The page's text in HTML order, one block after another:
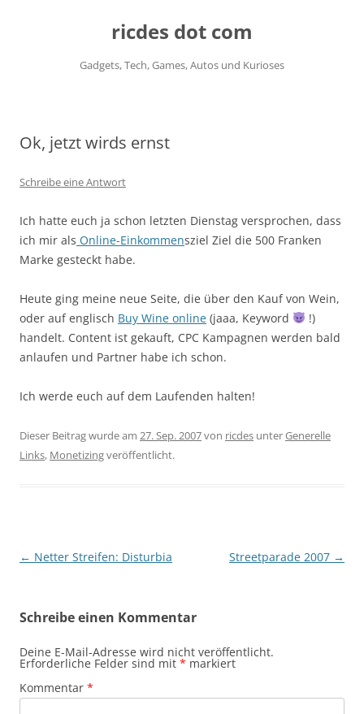
ricdes dot com
Gadgets, Tech, Games, Autos und Kurioses
Ok, jetzt wirds ernst
Schreibe eine Antwort
Ich hatte euch ja schon letzten Dienstag versprochen, dass
ich mir als Online-Einkommensziel Ziel die 500 Franken
Marke gesteckt habe.
Heute ging meine neue Seite, die über den Kauf von Wein,
oder auf englisch Buy Wine online (jaaa, Keyword
!)
handelt. Content ist gekauft, CPC Kampagnen werden bald
anlaufen und Partner habe ich schon.
Ich werde euch auf dem Laufenden halten!
Dieser Beitrag wurde am 27. Sep. 2007von ricdes unterGenerelle
Links, Monetizingveröffentlicht.
Beitragsnavigation
← Netter Streifen: Disturbia Streetparade 2007 →
Schreibe einen Kommentar
Deine E-Mail-Adresse wird nicht veröffentlicht.
Erforderliche Felder sind mit * markiert
Kommentar *